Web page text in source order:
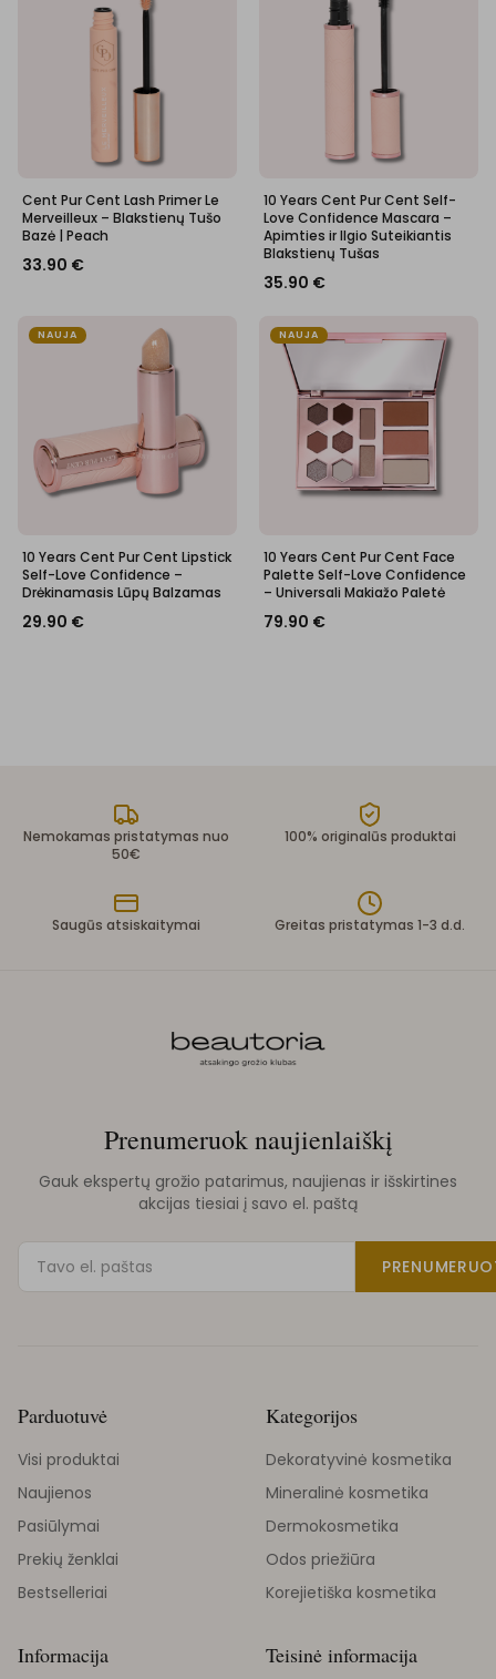
Cent Pur Cent Lash Primer Le
Merveilleux – Blakstienų Tušo
Bazė | Peach
33.90 €
10 Years Cent Pur Cent Self-
Love Confidence Mascara –
Apimties ir Ilgio Suteikiantis
Blakstienų Tušas
35.90 €
NAUJA
10 Years Cent Pur Cent Lipstick
Self-Love Confidence –
Drėkinamasis Lūpų Balzamas
29.90 €
NAUJA
10 Years Cent Pur Cent Face
Palette Self-Love Confidence
– Universali Makiažo Paletė
79.90 €
Nemokamas pristatymas nuo
50€
100% originalūs produktai
Saugūs atsiskaitymai Greitas pristatymas 1-3 d.d.
Prenumeruok naujienlaiškį
Gauk ekspertų grožio patarimus, naujienas ir išskirtines
akcijas tiesiai į savo el. paštą
Parduotuvė
Visi produktai
Naujienos
Pasiūlymai
Prekių ženklai
Bestselleriai
Kategorijos
Dekoratyvinė kosmetika
Mineralinė kosmetika
Dermokosmetika
Odos priežiūra
Korejietiška kosmetika
Informacija Teisinė informacija